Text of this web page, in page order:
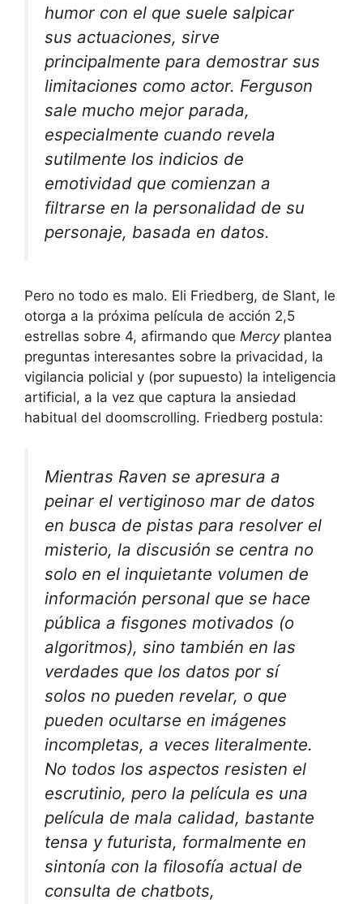
humor con el que suele salpicar
sus actuaciones, sirve
principalmente para demostrar sus
limitaciones como actor. Ferguson
sale mucho mejor parada,
especialmente cuando revela
sutilmente los indicios de
emotividad que comienzan a
filtrarse en la personalidad de su
personaje, basada en datos.
Pero no todo es malo. Eli Friedberg, de Slant, le
otorga a la próxima película de acción 2,5
estrellas sobre 4, afirmando que Mercyplantea
preguntas interesantes sobre la privacidad, la
vigilancia policial y (por supuesto) la inteligencia
artificial, a la vez que captura la ansiedad
habitual del doomscrolling. Friedberg postula:
Mientras Raven se apresura a
peinar el vertiginoso mar de datos
en busca de pistas para resolver el
misterio, la discusión se centra no
solo en el inquietante volumen de
información personal que se hace
pública a fisgones motivados (o
algoritmos), sino también en las
verdades que los datos por sí
solos no pueden revelar, o que
pueden ocultarse en imágenes
incompletas, a veces literalmente.
No todos los aspectos resisten el
escrutinio, pero la película es una
película de mala calidad, bastante
tensa y futurista, formalmente en
sintonía con la filosofía actual de
consulta de chatbots,